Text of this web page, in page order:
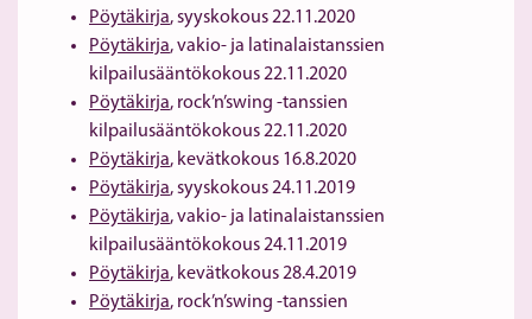
Pöytäkirja, syyskokous 22.11.2020
Pöytäkirja, vakio- ja latinalaistanssien
kilpailusääntökokous 22.11.2020
Pöytäkirja, rock’n’swing -tanssien
kilpailusääntökokous 22.11.2020
Pöytäkirja, kevätkokous 16.8.2020
Pöytäkirja, syyskokous 24.11.2019
Pöytäkirja, vakio- ja latinalaistanssien
kilpailusääntökokous 24.11.2019
Pöytäkirja, kevätkokous 28.4.2019
Pöytäkirja, rock’n’swing -tanssien